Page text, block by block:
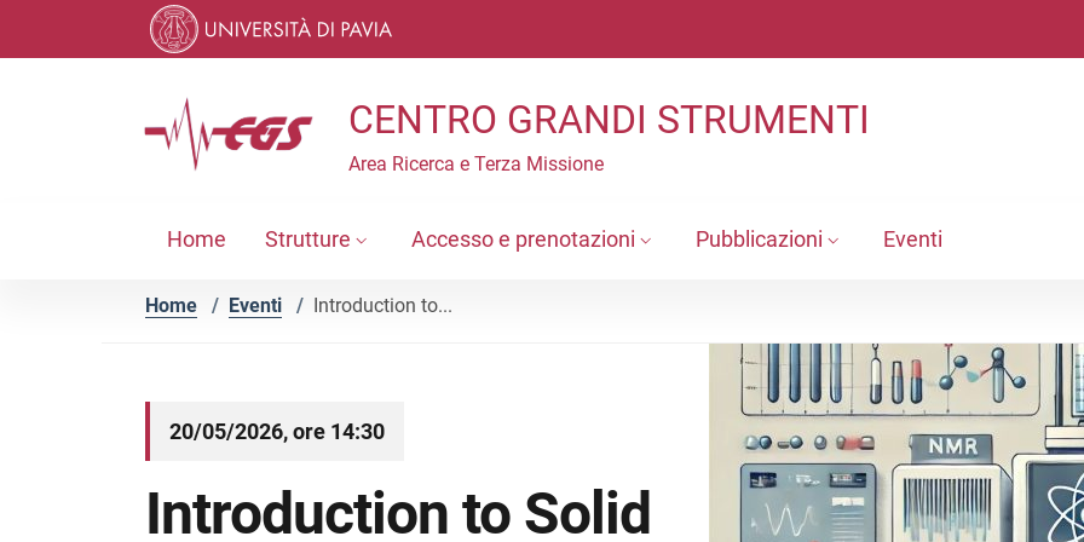
Vai al menu di navigazione
CENTRO GRANDI STRUMENTI
Area Ricerca e Terza Missione
Home Strutture Accesso e prenotazioni Pubblicazioni Eventi
Home / Eventi / Introduction to...
20/05/2026, ore 14:30
Introduction to Solid